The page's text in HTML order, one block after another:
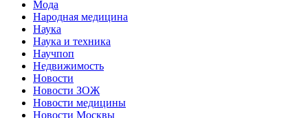
Мода
Народная медицина
Наука
Наука и техника
Научпоп
Недвижимость
Новости
Новости ЗОЖ
Новости медицины
Новости Москвы